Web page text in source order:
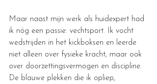
Maar naast mijn werk als huidexpert had
ik nóg een passie: vechtsport. Ik vocht
wedstrijden in het kickboksen en leerde
niet alleen over fysieke kracht, maar ook
over doorzettingsvermogen en discipline.
De blauwe plekken die ik opliep,